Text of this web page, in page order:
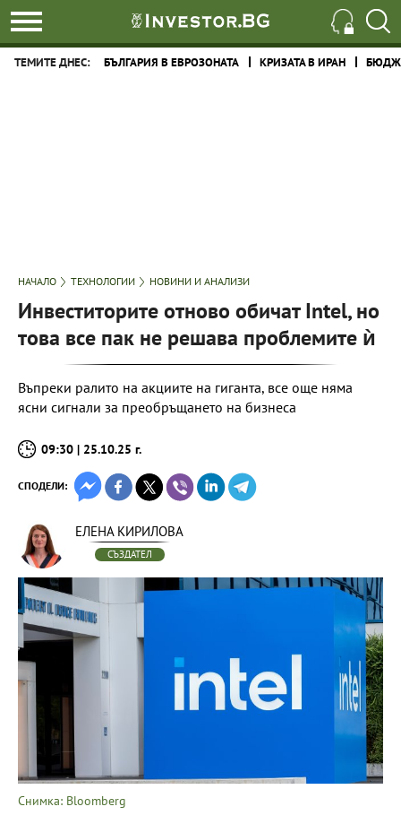
ТЕМИТЕ ДНЕС: БЪЛГАРИЯ В ЕВРОЗОНАТА КРИЗАТА В ИРАН
НАЧАЛО ТЕХНОЛОГИИ НОВИНИ И АНАЛИЗИ
Инвеститорите отново обичат Intel, но
това все пак не решава проблемите ѝ
Въпреки ралито на акциите на гиганта, все още няма
ясни сигнали за преобръщането на бизнеса
09:30 | 25.10.25 г.
СПОДЕЛИ:
ЕЛЕНА КИРИЛОВА
СЪЗДАТЕЛ
Снимка: Bloomberg